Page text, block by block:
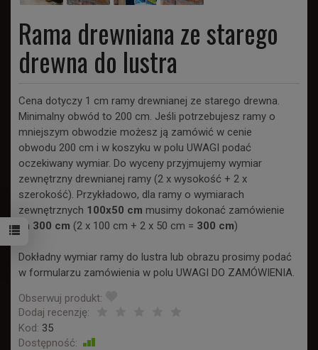
Rama drewniana ze starego
drewna do lustra
Cena dotyczy 1 cm ramy drewnianej ze starego drewna.
Minimalny obwód to 200 cm. Jeśli potrzebujesz ramy o
mniejszym obwodzie możesz ją zamówić w cenie
obwodu 200 cm i w koszyku w polu UWAGI podać
oczekiwany wymiar. Do wyceny przyjmujemy wymiar
zewnętrzny drewnianej ramy (2 x wysokość + 2 x
szerokość). Przykładowo, dla ramy o wymiarach
zewnętrznych 100x50 cm musimy dokonać zamówienie
na 300 cm (2 x 100 cm + 2 x 50 cm = 300 cm)
Dokładny wymiar ramy do lustra lub obrazu prosimy podać
w formularzu zamówienia w polu UWAGI DO ZAMÓWIENIA.
Obserwuj produkt:
Dodaj recenzję:
Kod: 35
Dostępność: